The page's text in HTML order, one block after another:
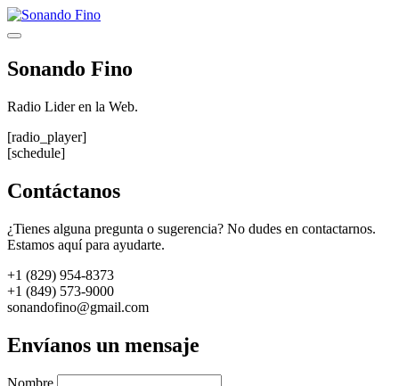
Saltar
al
Menú
Sonando Fino
Radio Lider en la Web.
[radio_player]
[schedule]
Contáctanos
¿Tienes alguna pregunta o sugerencia? No dudes en contactarnos.
Estamos aquí para ayudarte.
+1 (829) 954-8373
+1 (849) 573-9000
sonandofino@gmail.com
Envíanos un mensaje